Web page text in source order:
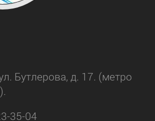
Бутлерова, д. 17. (метро
35-04